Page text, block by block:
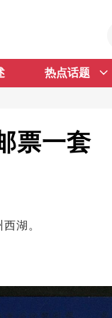
首 页
钱币行情
热点话题
票一套
湖。